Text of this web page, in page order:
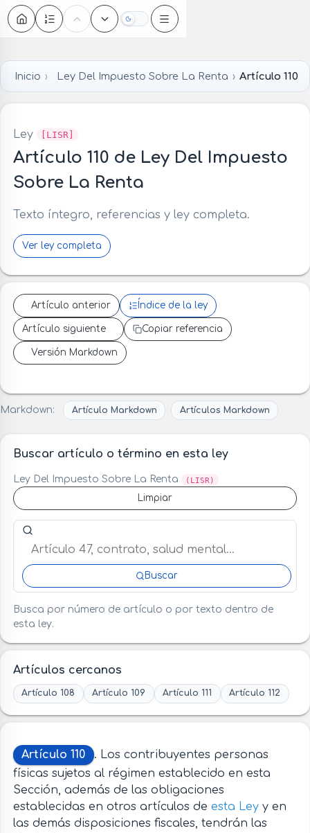
Oscuro
Inicio Ley Del Impuesto Sobre La Renta Artículo 110
Ley [LISR]
Artículo 110 de Ley Del Impuesto
Sobre La Renta
Texto íntegro, referencias y ley completa.
Ver ley completa
Artículo anterior Índice de la ley
Artículo siguiente Copiar referencia
Versión Markdown
Markdown: Artículo Markdown Artículos Markdown
Buscar artículo o término en esta ley
Ley Del Impuesto Sobre La Renta (LISR)
Limpiar
Buscar artículo o término en esta ley
Buscar
Busca por número de artículo o por texto dentro de
esta ley.
Artículos cercanos
Artículo 108 Artículo 109 Artículo 111 Artículo 112
Artículo 110
. Los contribuyentes personas
físicas sujetos al régimen establecido en esta
Sección, además de las obligaciones
establecidas en otros artículos de esta Leyy en
las demás disposiciones fiscales, tendrán las